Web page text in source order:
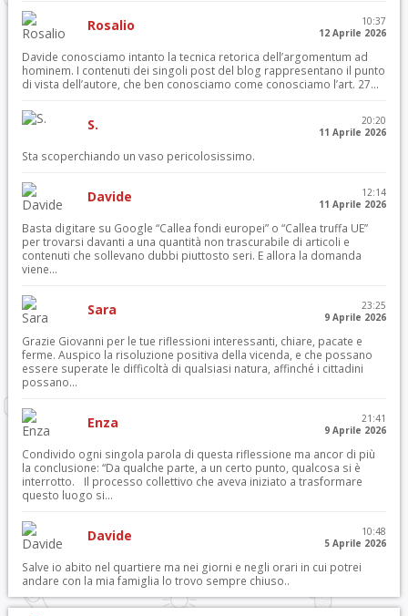
Rosalio
10:37
12 Aprile 2026
Davide conosciamo intanto la tecnica retorica dell’argomentum ad
hominem. I contenuti dei singoli post del blog rappresentano il punto
di vista dell’autore, che ben conosciamo come conosciamo l’art. 27...
S.
20:20
11 Aprile 2026
Sta scoperchiando un vaso pericolosissimo.
Davide
12:14
11 Aprile 2026
Basta digitare su Google “Callea fondi europei” o “Callea truffa UE”
per trovarsi davanti a una quantità non trascurabile di articoli e
contenuti che sollevano dubbi piuttosto seri. E allora la domanda
viene...
Sara
23:25
9 Aprile 2026
Grazie Giovanni per le tue riflessioni interessanti, chiare, pacate e
ferme. Auspico la risoluzione positiva della vicenda, e che possano
essere superate le difficoltà di qualsiasi natura, affinché i cittadini
possano...
Enza
21:41
9 Aprile 2026
Condivido ogni singola parola di questa riflessione ma ancor di più
la conclusione: “Da qualche parte, a un certo punto, qualcosa si è
interrotto. Il processo collettivo che aveva iniziato a trasformare
questo luogo si...
Davide
10:48
5 Aprile 2026
Salve io abito nel quartiere ma nei giorni e negli orari in cui potrei
andare con la mia famiglia lo trovo sempre chiuso..